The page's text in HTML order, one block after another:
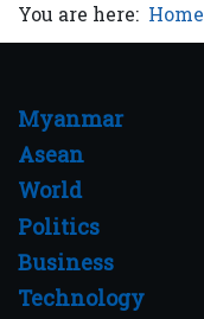
You are here: Home
Myanmar
Asean
World
Politics
Business
Technology